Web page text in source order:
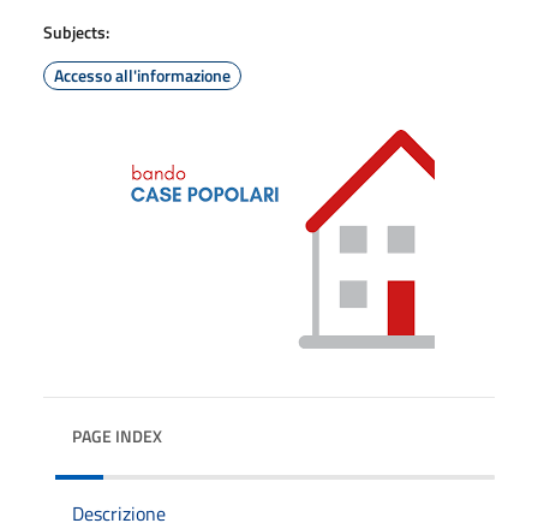
Subjects:
Accesso all'informazione
PAGE INDEX
Descrizione